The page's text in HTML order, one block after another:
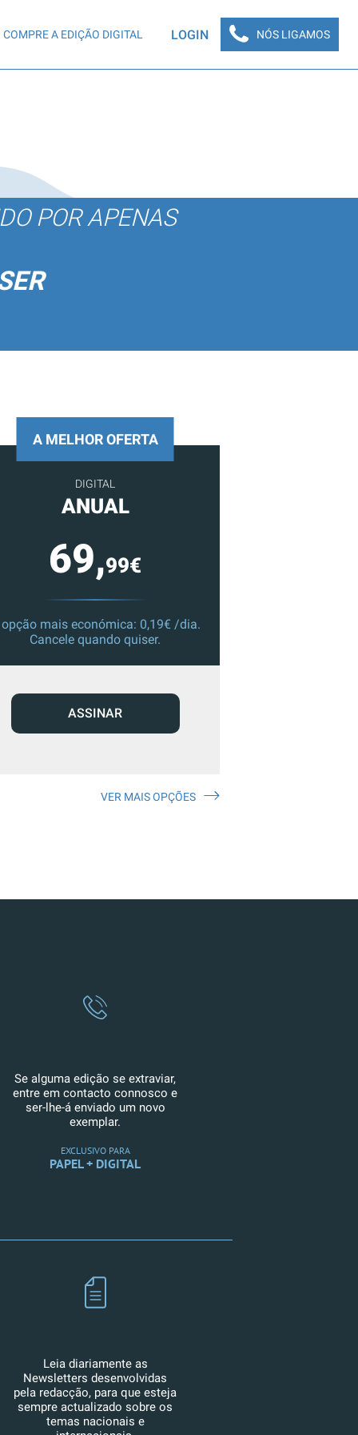
COMPRE A EDIÇÃO DIGITAL LOGIN NÓS LIGAMOS
POR APENAS
A MELHOR OFERTA
DIGITAL
ANUAL
69,99€
mais económica: 0,19€ /dia.
Cancele quando quiser.
ASSINAR
VER MAIS OPÇÕES
Se alguma edição se extraviar,
entre em contacto connosco e
ser-lhe-á enviado um novo
exemplar.
EXCLUSIVO PARA
PAPEL + DIGITAL
Leia diariamente as
Newsletters desenvolvidas
pela redacção, para que esteja
sempre actualizado sobre os
temas nacionais e